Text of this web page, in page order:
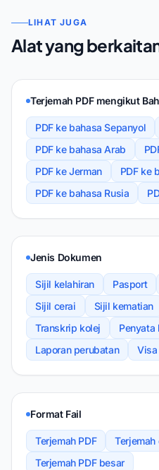
LIHAT JUGA
Alat yang
Terjemah PDF mengikut
PDF ke bahasa Sepanyol
PDF ke bahasa Arab
PDF ke Jerman
PDF ke
PDF ke bahasa Rusia
Jenis Dokumen
Sijil kelahiran Pasport
Sijil cerai
Sijil kematian
Transkrip kolej
Penyata
Laporan perubatan
Visa
Format Fail
Terjemah PDF
Terjemah
Terjemah PDF besar